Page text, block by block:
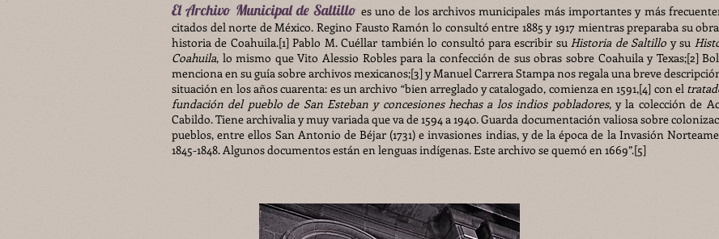
El Archivo Municipal de Saltillo es uno de los archivos municipales más importantes y más
citados del norte de México. Regino Fausto Ramón lo consultó entre 1885 y 1917 mientras preparaba su
historia de Coahuila.[1] Pablo M. Cuéllar también lo consultó para escribir suHistoria de Saltillo y su
Coahuila, lo mismo que Vito Alessio Robles para la confección de sus obras sobre Coahuila y Texas;[2]
menciona en su guía sobre archivos mexicanos;[3] y Manuel Carrera Stampa nos regala una breve
situación en los años cuarenta: es un archivo “bien arreglado y catalogado, comienza en 1591,[4] con el
fundación del pueblo de San Esteban y concesiones hechas a los indios pobladores, y la colección de
Cabildo. Tiene archivalia y muy variada que va de 1594 a 1940. Guarda documentación valiosa sobre
pueblos, entre ellos San Antonio de Béjar (1731) e invasiones indias, y de la época de la Invasión
1845-1848. Algunos documentos están en lenguas indígenas. Este archivo se quemó en 1669”.[5]